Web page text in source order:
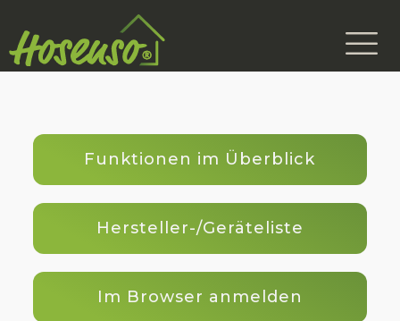
Funktionen im Überblick
Hersteller-/Geräteliste
Im Browser anmelden